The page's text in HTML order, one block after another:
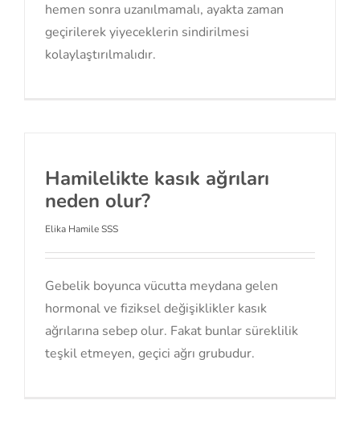
hemen sonra uzanılmamalı, ayakta zaman
geçirilerek yiyeceklerin sindirilmesi
kolaylaştırılmalıdır.
Hamilelikte kasık ağrıları
neden olur?
Elika Hamile SSS
Gebelik boyunca vücutta meydana gelen
hormonal ve fiziksel değişiklikler kasık
ağrılarına sebep olur. Fakat bunlar süreklilik
teşkil etmeyen, geçici ağrı grubudur.